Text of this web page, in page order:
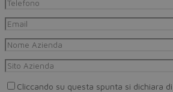
Cliccando su questa spunta si dichiara